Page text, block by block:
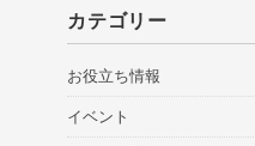
カテゴリー
お役立ち情報
イベント